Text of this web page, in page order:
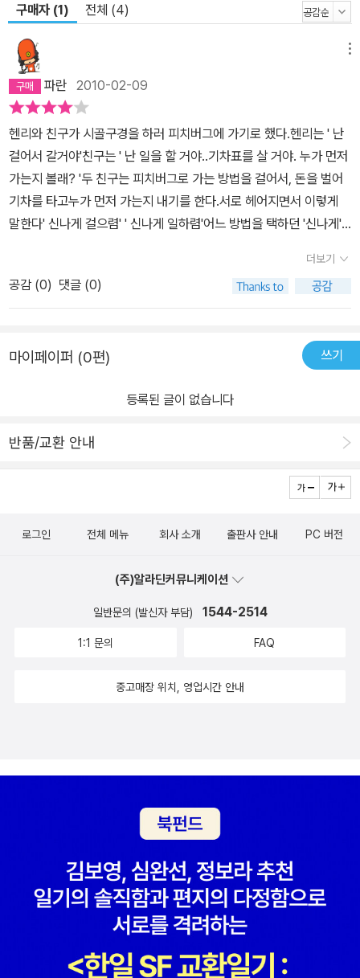
구매자 (1) 전체 (4)
파란 2010-02-09
헨리와 친구가 시골구경을 하러 피치버그에 가기로 했다.헨리는 ' 난
걸어서 갈거야'친구는 ' 난 일을 할 거야..기차표를 살 거야. 누가 먼저
가는지 볼래? '두 친구는 피치버그로 가는 방법을 걸어서, 돈을 벌어
기차를 타고누가 먼저 가는지 내기를 한다.서로 헤어지면서 이렇게
말한다' 신나게 걸으렴' ' 신나게 일하렴'어느 방법을 택하던 '신나게'
대해서 신이 나면 된다는 것이다.친구는 장작을 나르고 우체국 바닥
을 쓸고 정원에서 풀뽑고울타리를 칠하고 책꽂이를 옮기고 소들에게
물을 가져다주고 닭장을 청소하고 밀가루를 옮기고 기차표를 산다.
다리를 건너고, 지팡이를 만들며 고사리 꺾어 책에 끼우고 돌담을 걷
견하고 벌꿀이 든 나무를 찾고 연못을 헤엄쳐 딸기를 따먹고 지름길
빨랐어.''헨리는 조그만 통을 꺼내며 웃었어요'나는 딸기를 따느라 늦
이야기 할것이다.어떻게 오느냐목적지는 같은데 어떤 방법으로 오는
게 있는 이름으로 데이빗소로우의 삶의 방법을 말해주는 것도 있지만
택하라면? 이미 선택하고 있다 [신나게 걷자] '신나게'의 신이 자꾸
배신을 해서 문제긴 하다. 신나게걸어야 하는데 어영구영 걷고 있는
다. 고민같은 것이 아니라 지금내가 있는 곳에 마음과 정신을 온전히
다.꼬리: 규진이는기차타고 가고 싶다고 한다. 다시 물었다. 일해서 돈
더보기
공감 (0) 댓글 (0)
마이페이퍼 (0편) 쓰기
등록된 글이 없습니다
반품/교환 안내
로그인 전체 메뉴 회사 소개 출판사 안내 PC 버전
(주)알라딘커뮤니케이션
일반문의 (발신자 부담) 1544-2514
1:1 문의 FAQ
중고매장 위치, 영업시간 안내